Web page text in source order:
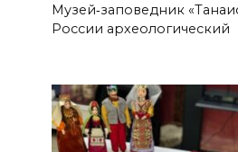
Музей‑заповедник
России археологический